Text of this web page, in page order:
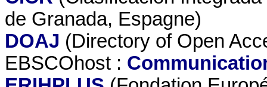
de Granada, Espagne)
DOAJ (Directory of Open
EBSCOhost :